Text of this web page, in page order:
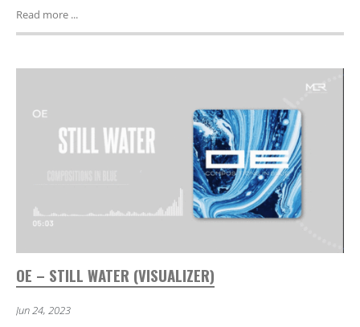
Read more ...
OE – STILL WATER (VISUALIZER)
Jun 24, 2023